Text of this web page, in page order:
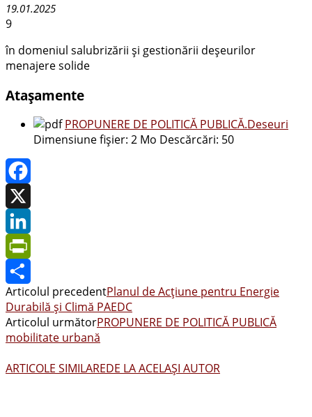
19.01.2025
9
în domeniul salubrizării și gestionării deșeurilor
menajere solide
Atașamente
PROPUNERE DE POLITICĂ PUBLICĂ.Deseuri
Dimensiune fișier: 2 Mo Descărcări: 50
Facebook
X
LinkedIn
PrintFriendly
Share
Articolul precedentPlanul de Acţiune pentru Energie
Durabilă și Climă PAEDC
Articolul următorPROPUNERE DE POLITICĂ PUBLICĂ
mobilitate urbană
ARTICOLE SIMILAREDE LA ACELAȘI AUTOR